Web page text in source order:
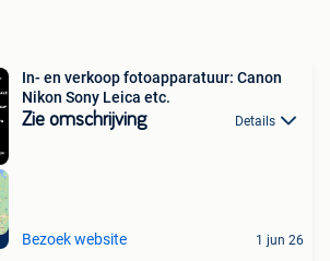
In- en verkoop fotoapparatuur: Canon
Nikon Sony Leica etc.
Zie omschrijving Details
Bezoek website 1 jun 26